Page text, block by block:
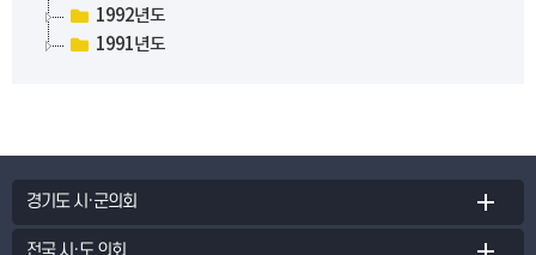
1992년도
1991년도
경기도 시·군의회
전국 시·도 의회